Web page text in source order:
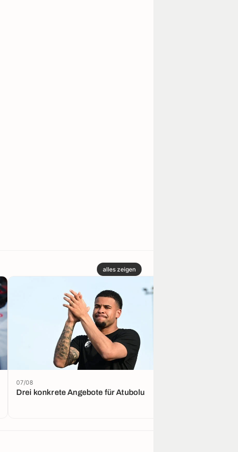
alles zeigen
Drei konkrete Angebote für Atubolu
07/08